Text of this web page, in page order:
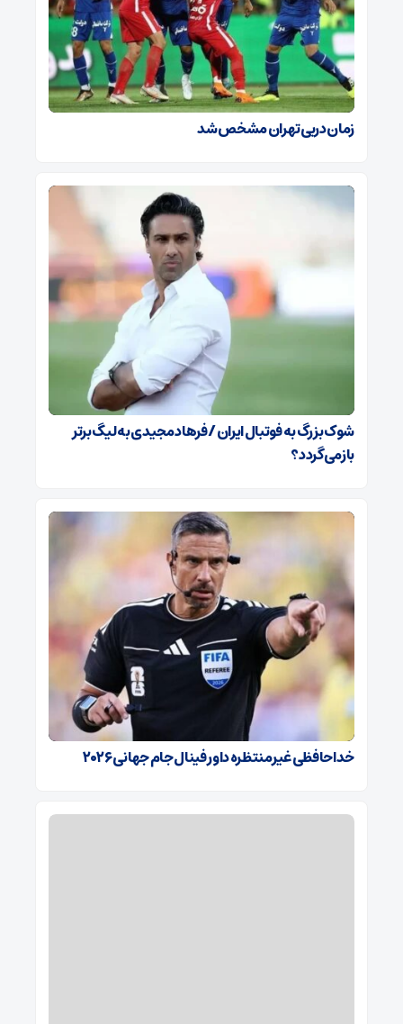
زمان دربی تهران مشخص شد
شوک بزرگ به فوتبال ایران / فرهاد مجیدی به لیگ برتر
بازمی‌گردد؟
خداحافظی غیرمنتظره داور فینال جام جهانی ۲۰۲۶